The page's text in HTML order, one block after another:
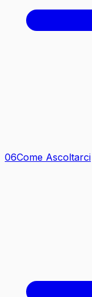
06Come Ascoltarci